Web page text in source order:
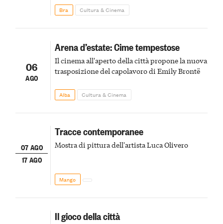
Bra Cultura & Cinema
06
AGO
Arena d’estate: Cime tempestose
Il cinema all'aperto della città propone la nuova
trasposizione del capolavoro di Emily Brontë
Alba Cultura & Cinema
07 AGO
17 AGO
Tracce contemporanee
Mostra di pittura dell'artista Luca Olivero
Mango
Il gioco della città